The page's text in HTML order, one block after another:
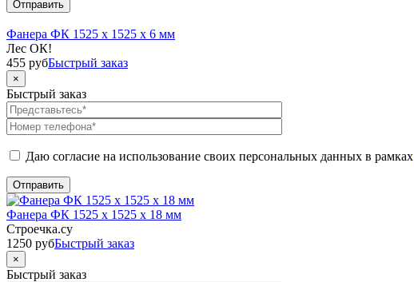
Фанера ФК 1525 x 1525 x 6 мм
Лес ОК!
455 рубБыстрый заказ
×
Быстрый заказ
Даю согласие на использование своих персональных данных в рамках
Фанера ФК 1525 x 1525 x 18 мм
Строечка.су
1250 рубБыстрый заказ
×
Быстрый заказ